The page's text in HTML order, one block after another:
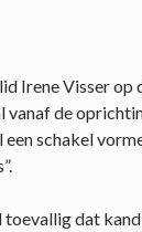
Irene Visser op
vanaf de
schakel
toevallig dat